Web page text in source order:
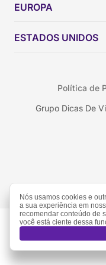
Brasil
Colômbia
EUROPA
ESTADOS UNIDOS
Nova York
Grupo Dicas De
Política de
Nós usamos cookies e
a sua experiência em
recomendar conteúdo de
você está ciente dessa